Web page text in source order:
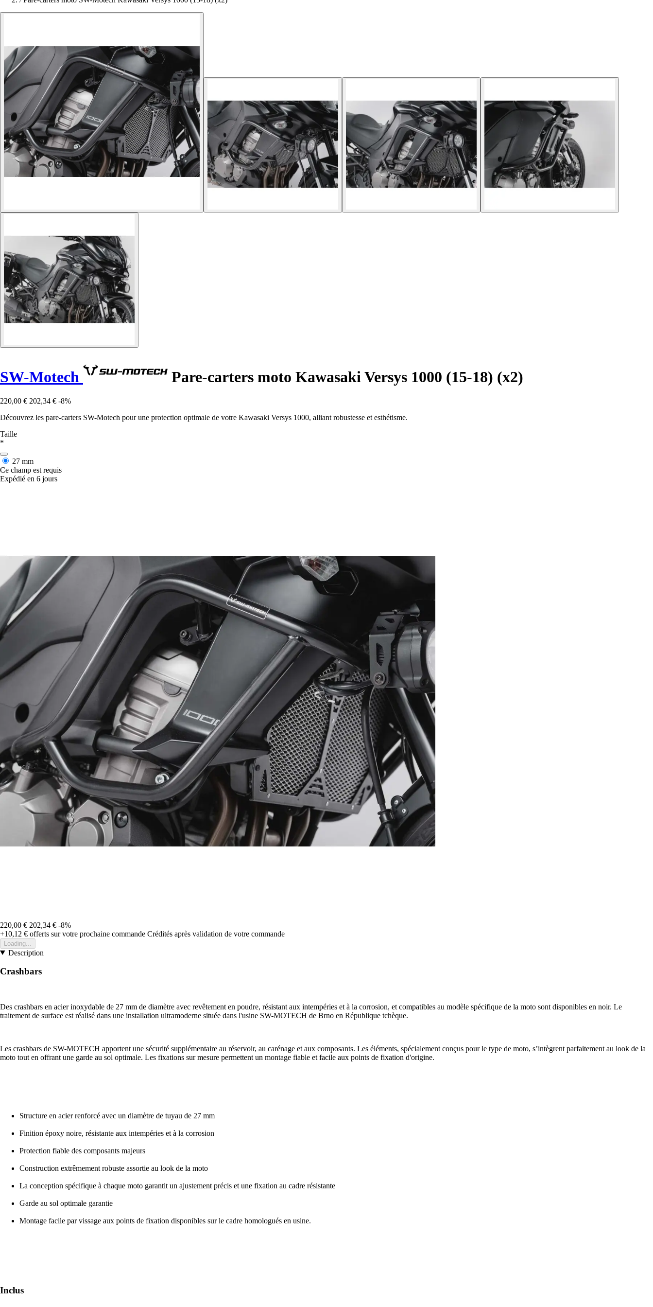
SW-Motech Pare-carters moto Kawasaki Versys 1000 (15-18) (x2)
220,00 € 202,34 € -8%
Découvrez les pare-carters SW-Motech pour une protection optimale de votre Kawasaki Versys 1000, alliant robustesse et esthétisme.
Taille
*
27 mm
Ce champ est requis
Expédié en 6 jours
220,00 € 202,34 € -8%
+10,12 € offerts sur votre prochaine commande Crédités après validation de votre commande
Loading...
Description
Crashbars
Des crashbars en acier inoxydable de 27 mm de diamètre avec revêtement en poudre, résistant aux intempéries et à la corrosion, et compatibles au modèle spécifique de la moto sont disponibles en noir. Le
traitement de surface est réalisé dans une installation ultramoderne située dans l'usine SW-MOTECH de Brno en République tchèque.
Les crashbars de SW-MOTECH apportent une sécurité supplémentaire au réservoir, au carénage et aux composants. Les éléments, spécialement conçus pour le type de moto, s’intègrent parfaitement au look de la
moto tout en offrant une garde au sol optimale. Les fixations sur mesure permettent un montage fiable et facile aux points de fixation d'origine.
Structure en acier renforcé avec un diamètre de tuyau de 27 mm
Finition époxy noire, résistante aux intempéries et à la corrosion
Protection fiable des composants majeurs
Construction extrêmement robuste assortie au look de la moto
La conception spécifique à chaque moto garantit un ajustement précis et une fixation au cadre résistante
Garde au sol optimale garantie
Montage facile par vissage aux points de fixation disponibles sur le cadre homologués en usine.
Inclus